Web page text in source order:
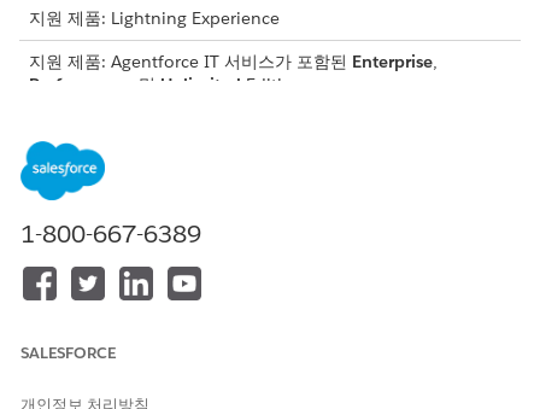
지원 제품: Lightning Experience
지원 제품: Agentforce IT 서비스가 포함된 Enterprise,
Performance
및 Unlimited Edition.
적 결정을 내려야 합니다. 이 수정 단계를 가속화하기 위해
Agentforce IT 서비스는 "규정 준수" 계획 유형에 분류된 4개의 기
본 작업 계획 템플릿을 제공합니다.
해당 템플릿은 표준 산업 위험 처리 전략에 해당합니다. 위험 레코
드에 첨부하면 IT 팀이 해당 전략을 실행하는 데 필요한 특정 기준
선 과업이 자동으로 생성됩니다.
위험 완화(또는 축소)
1-800-667-6389
SALESFORCE
개인정보 처리방침